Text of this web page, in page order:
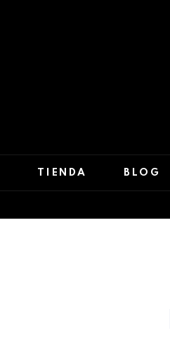
TIENDA BLOG